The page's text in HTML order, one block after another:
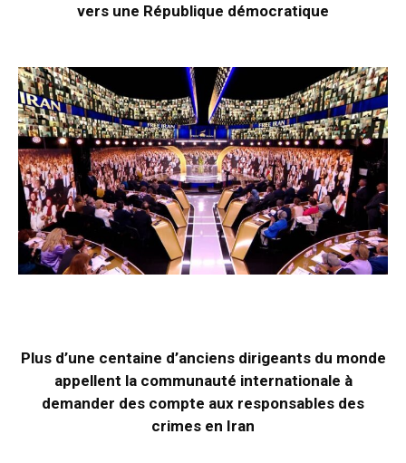
vers une République démocratique
Plus d’une centaine d’anciens dirigeants du monde
appellent la communauté internationale à
demander des compte aux responsables des
crimes en Iran